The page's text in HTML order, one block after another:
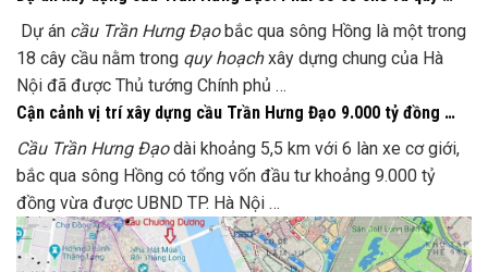
Dự án cầu Trần Hưng Đạobắc qua sông Hồng là một trong
18 cây cầu nằm trong quy hoạchxây dựng chung của Hà
Nội đã được Thủ tướng Chính phủ …
Cận cảnh vị trí xây dựng cầu Trần Hưng Đạo 9.000 tỷ đồng …
Cầu Trần Hưng Đạodài khoảng 5,5 km với 6 làn xe cơ giới,
bắc qua sông Hồng có tổng vốn đầu tư khoảng 9.000 tỷ
đồng vừa được UBND TP. Hà Nội …